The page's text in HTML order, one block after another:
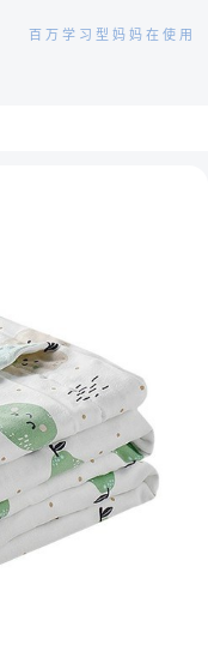
百万学习型妈妈在使用